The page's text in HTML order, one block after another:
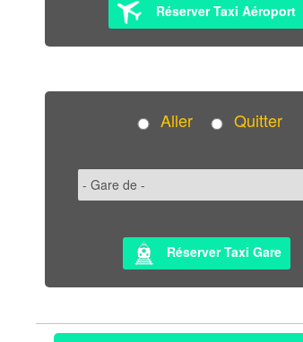
Réserver Taxi Aéroport
Aller Quitter
Réserver Taxi Gare